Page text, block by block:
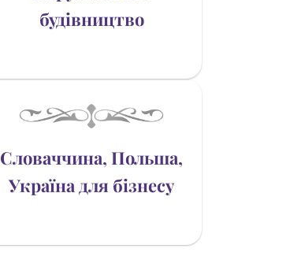
будівництво
Словаччина, Польша,
Україна для бізнесу